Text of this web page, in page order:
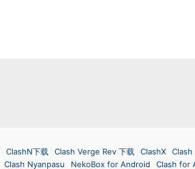
ClashN下载 Clash Verge Rev 下载 ClashX Clash
Clash Nyanpasu NekoBox for Android Clash for